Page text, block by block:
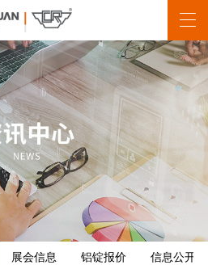
展会信息 铝锭报价 信息公开